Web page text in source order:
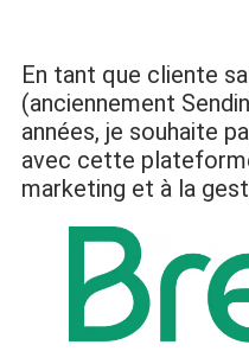
En tant que cliente
(anciennement
années, je souhaite
avec cette
marketing et à la